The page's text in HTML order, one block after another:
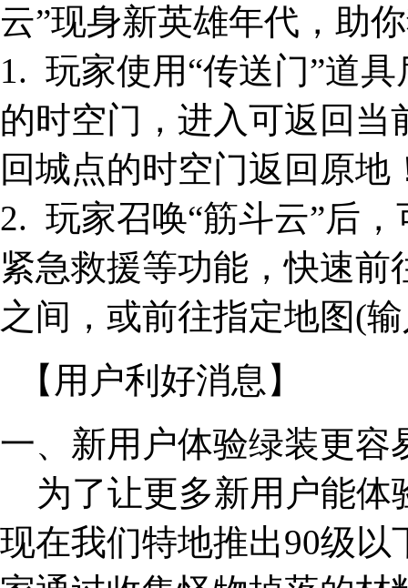
云”现身新英雄年代，助
1. 玩家使用“传送门”道
的时空门，进入可返回当
回城点的时空门返回原地
2. 玩家召唤“筋斗云”后
紧急救援等功能，快速
之间，或前往指定地图(
【用户利好消息】
一、新用户体验绿装更容
为了让更多新用户能体
现在我们特地推出90级